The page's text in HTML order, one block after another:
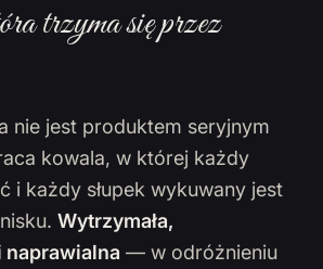
trzyma się przez
nie jest produktem seryjnym
kowala, w której każdy
i każdy słupek wykuwany jest
Wytrzymała,
— w odróżnieniu